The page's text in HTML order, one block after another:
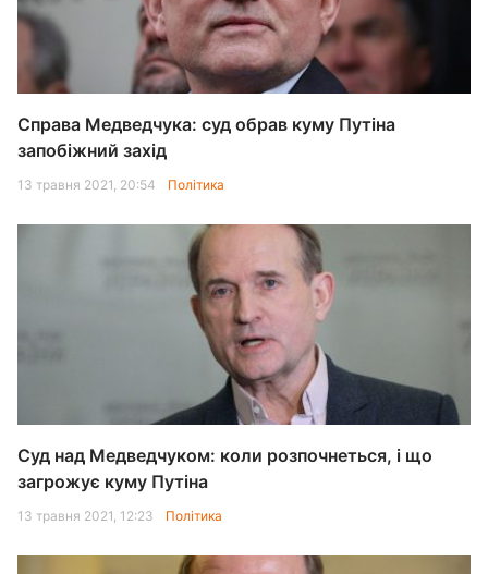
Справа Медведчука: суд обрав куму Путіна
запобіжний захід
13 травня 2021, 20:54 Політика
Суд над Медведчуком: коли розпочнеться, і що
загрожує куму Путіна
13 травня 2021, 12:23 Політика